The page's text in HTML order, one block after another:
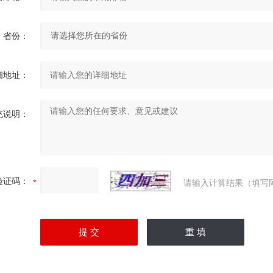
省份：
址：
明：
证码： 请输入计算结果（填写